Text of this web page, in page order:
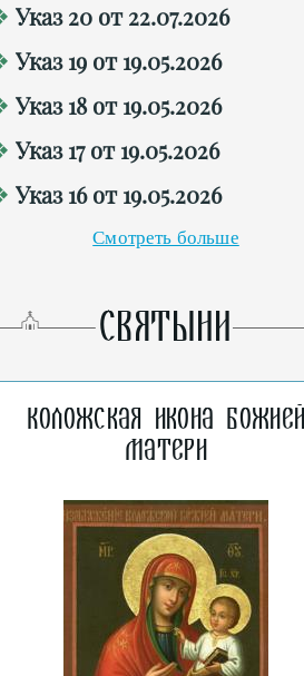
Указ 20 от 22.07.2026
Указ 19 от 19.05.2026
Указ 18 от 19.05.2026
Указ 17 от 19.05.2026
Указ 16 от 19.05.2026
Смотреть больше
СВЯТЫНИ
Коложская икона
Матери